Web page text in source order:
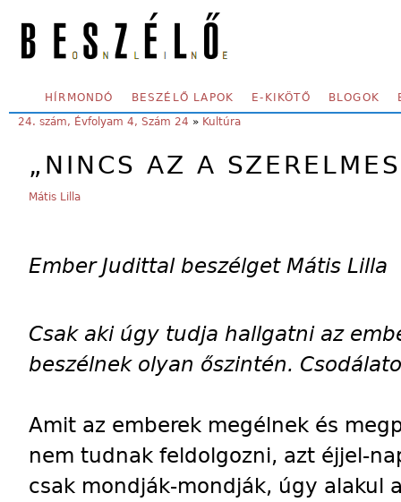
SECONDARY MENU
HÍRMONDÓ BESZÉLŐ LAPOK E-KIKÖTŐ BLOGOK
YOU ARE HERE:
24. szám, Évfolyam 4, Szám 24 » Kultúra
„NINCS AZ A
Mátis Lilla
Ember Judittal beszélget Mátis Lilla
Csak aki úgy tudja hallgatni az
beszélnek olyan őszintén.
Amit az emberek megélnek és
nem tudnak feldolgozni, azt éjjel-
csak mondják-mondják, úgy alakul